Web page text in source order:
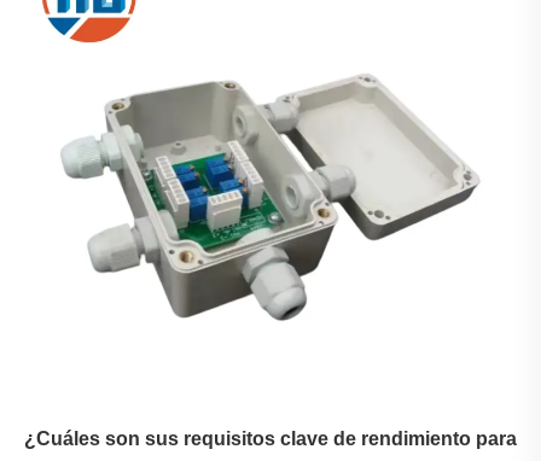
¿Cuáles son sus requisitos clave de rendimiento para